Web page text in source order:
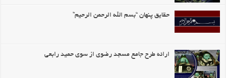
حقایق پنهان “بسم الله الرحمن الرحیم”
ارائه طرح جامع مسجد رضوی از سوی حمید رابعی